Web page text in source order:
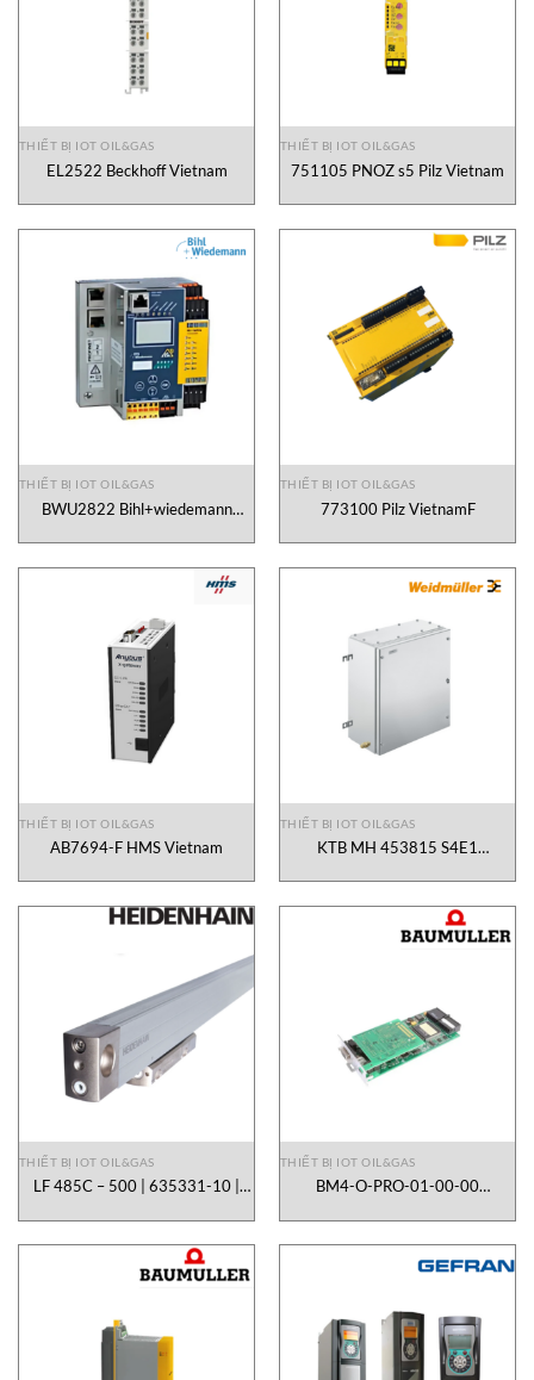
THIẾT BỊ IOT OIL&GAS
EL2522 Beckhoff Vietnam
THIẾT BỊ IOT OIL&GAS
751105 PNOZ s5 Pilz Vietnam
THIẾT BỊ IOT OIL&GAS
BWU2822 Bihl+wiedemann
THIẾT BỊ IOT OIL&GAS
773100 Pilz VietnamF
THIẾT BỊ IOT OIL&GAS
AB7694-F HMS Vietnam
THIẾT BỊ IOT OIL&GAS
KTB MH 453815 S4E1
THIẾT BỊ IOT OIL&GAS
LF 485C – 500 | 635331-10 |
THIẾT BỊ IOT OIL&GAS
BM4-O-PRO-01-00-00